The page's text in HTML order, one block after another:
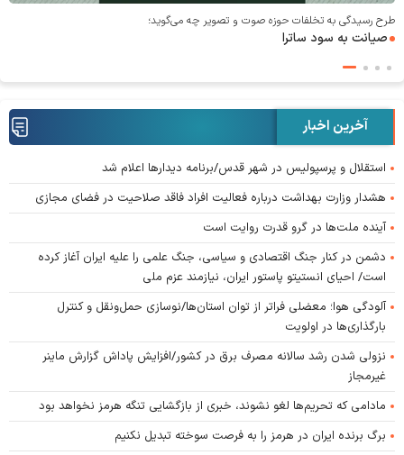
طرح رسیدگی به تخلفات حوزه صوت و‌ تصویر چه می‌گوید؛
صیانت به سود ساترا
آخرین اخبار
استقلال و پرسپولیس در شهر قدس/برنامه دیدار‌ها اعلام شد
هشدار وزارت بهداشت درباره فعالیت افراد فاقد صلاحیت در فضای مجازی
آینده ملت‌ها در گرو قدرت روایت است
دشمن در کنار جنگ اقتصادی و سیاسی، جنگ علمی را علیه ایران آغاز کرده
است/ احیای انستیتو پاستور ایران، نیازمند عزم ملی
آلودگی هوا؛ معضلی فراتر از توان استان‌ها/نوسازی حمل‌ونقل و کنترل
بارگذاری‌ها در اولویت
نزولی شدن رشد سالانه مصرف برق در کشور/افزایش پاداش گزارش ماینر
غیرمجاز
مادامی که تحریم‌ها لغو نشوند، خبری از بازگشایی تنگه هرمز نخواهد بود
برگ برنده ایران در هرمز را به فرصت سوخته تبدیل نکنیم